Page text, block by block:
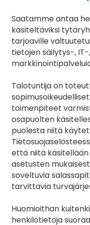
Saatamme antaa
käsiteltäviksi
tarjoaville
tietojen säilytys-,
Talotuntija on
toimenpiteet
osapuolten
puolesta niitä
että niitä käsitellään
asetusten
soveltuvia
tarvittavia
Huomioithan
henkilötietoja